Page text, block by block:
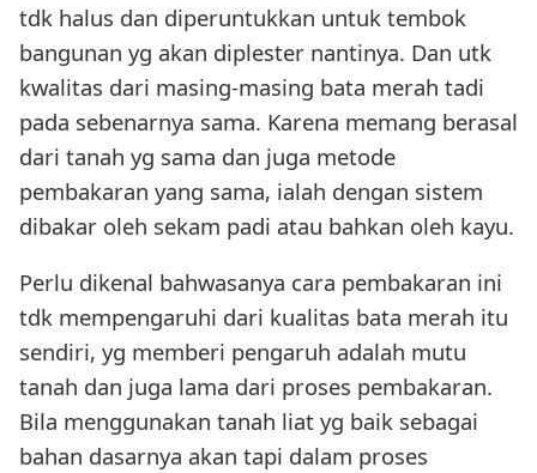
tdk halus dan diperuntukkan untuk tembok
bangunan yg akan diplester nantinya. Dan utk
kwalitas dari masing-masing bata merah tadi
pada sebenarnya sama. Karena memang berasal
dari tanah yg sama dan juga metode
pembakaran yang sama, ialah dengan sistem
dibakar oleh sekam padi atau bahkan oleh kayu.
Perlu dikenal bahwasanya cara pembakaran ini
tdk mempengaruhi dari kualitas bata merah itu
sendiri, yg memberi pengaruh adalah mutu
tanah dan juga lama dari proses pembakaran.
Bila menggunakan tanah liat yg baik sebagai
bahan dasarnya akan tapi dalam proses